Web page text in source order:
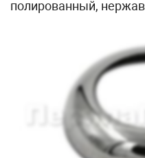
полированный,